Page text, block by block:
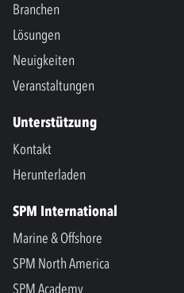
Branchen
Lösungen
Neuigkeiten
Veranstaltungen
Unterstützung
Kontakt
Herunterladen
SPM International
Marine & Offshore
SPM North America
SPM Academy